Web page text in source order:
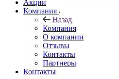
Акции
Компания
Назад
Компания
О компании
Отзывы
Контакты
Партнеры
Контакты